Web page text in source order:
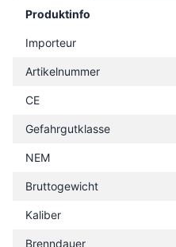
Produktinfo
Importeur
Artikelnummer
CE
Gefahrgutklasse
NEM
Bruttogewicht
Kaliber
Brenndauer